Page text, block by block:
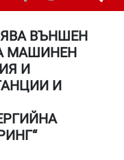
ВЪНШЕН
МАШИНЕН
И
И